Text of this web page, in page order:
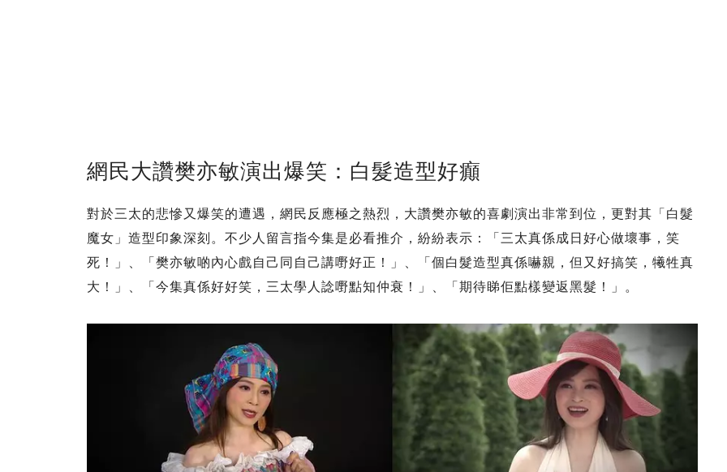
網民大讚樊亦敏演出爆笑：白髮造型好癲
對於三太的悲慘又爆笑的遭遇，網民反應極之熱烈，大讚樊亦敏的喜劇演出非常到位，更對其「白髮
魔女」造型印象深刻。不少人留言指今集是必看推介，紛紛表示：「三太真係成日好心做壞事，笑
死！」、「樊亦敏啲內心戲自己同自己講嘢好正！」、「個白髮造型真係嚇親，但又好搞笑，犧牲真
大！」、「今集真係好好笑，三太學人諗嘢點知仲衰！」、「期待睇佢點樣變返黑髮！」。